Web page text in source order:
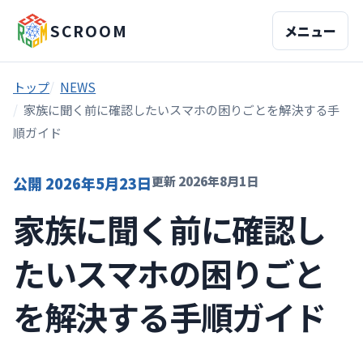
SCROOM メニュー
トップ
NEWS
家族に聞く前に確認したいスマホの困りごとを解決する手
順ガイド
公開 2026年5月23日更新2026年8月1日
家族に聞く前に確認し
たいスマホの困りごと
を解決する手順ガイド